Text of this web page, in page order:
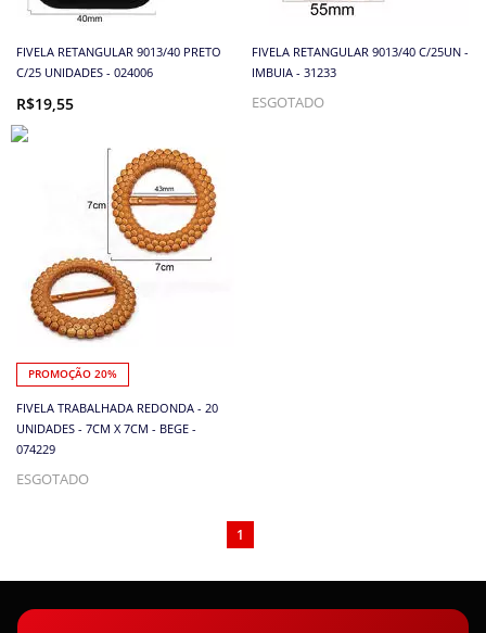
FIVELA RETANGULAR 9013/40 PRETO
C/25 UNIDADES - 024006
R$19,55
FIVELA RETANGULAR 9013/40 C/25UN -
IMBUIA - 31233
ESGOTADO
PROMOÇÃO 20%
FIVELA TRABALHADA REDONDA - 20
UNIDADES - 7CM X 7CM - BEGE -
074229
ESGOTADO
1